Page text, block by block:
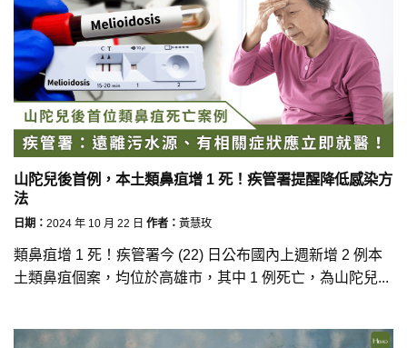
山陀兒後首例，本土類鼻疽增 1 死！疾管署提醒降低感染方
法
日期： 2024 年 10 月 22 日 作者： 黃慧玫
類鼻疽增 1 死！疾管署今 (22) 日公布國內上週新增 2 例本
土類鼻疽個案，均位於高雄市，其中 1 例死亡，為山陀兒...